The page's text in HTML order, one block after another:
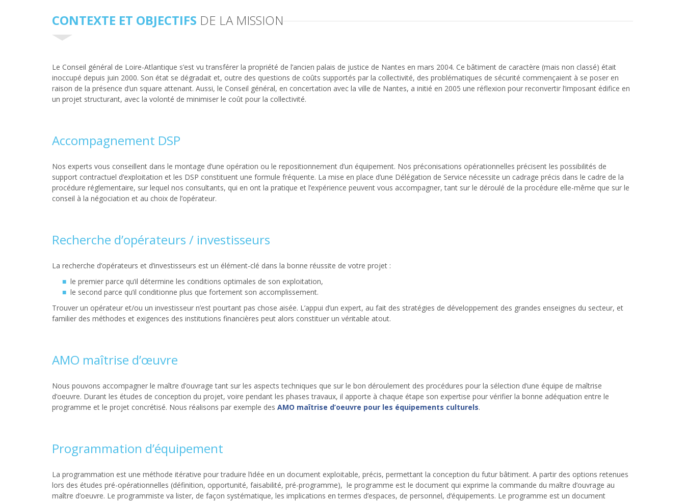
CONTEXTE ET OBJECTIFS DE LA MISSION
Le Conseil général de Loire-Atlantique s’est vu transférer la propriété de l’ancien palais de justice de Nantes en mars 2004. Ce bâtiment de caractère (mais non classé) était
inoccupé depuis juin 2000. Son état se dégradait et, outre des questions de coûts supportés par la collectivité, des problématiques de sécurité commençaient à se poser en
raison de la présence d’un square attenant. Aussi, le Conseil général, en concertation avec la ville de Nantes, a initié en 2005 une réflexion pour reconvertir l’imposant édifice en
un projet structurant, avec la volonté de minimiser le coût pour la collectivité.
Accompagnement DSP
Nos experts vous conseillent dans le montage d’une opération ou le repositionnement d’un équipement. Nos préconisations opérationnelles précisent les possibilités de
support contractuel d’exploitation et les DSP constituent une formule fréquente. La mise en place d’une Délégation de Service nécessite un cadrage précis dans le cadre de la
procédure réglementaire, sur lequel nos consultants, qui en ont la pratique et l’expérience peuvent vous accompagner, tant sur le déroulé de la procédure elle-même que sur le
conseil à la négociation et au choix de l’opérateur.
Recherche d’opérateurs / investisseurs
La recherche d’opérateurs et d’investisseurs est un élément-clé dans la bonne réussite de votre projet :
le premier parce qu’il détermine les conditions optimales de son exploitation,
le second parce qu’il conditionne plus que fortement son accomplissement.
Trouver un opérateur et/ou un investisseur n’est pourtant pas chose aisée. L’appui d’un expert, au fait des stratégies de développement des grandes enseignes du secteur, et
familier des méthodes et exigences des institutions financières peut alors constituer un véritable atout.
AMO maîtrise d’œuvre
Nous pouvons accompagner le maître d’ouvrage tant sur les aspects techniques que sur le bon déroulement des procédures pour la sélection d’une équipe de maîtrise
d’oeuvre. Durant les études de conception du projet, voire pendant les phases travaux, il apporte à chaque étape son expertise pour vérifier la bonne adéquation entre le
programme et le projet concrétisé. Nous réalisons par exemple des AMO maîtrise d’oeuvre pour les équipements culturels.
Programmation d’équipement
La programmation est une méthode itérative pour traduire l’idée en un document exploitable, précis, permettant la conception du futur bâtiment. A partir des options retenues
lors des études pré-opérationnelles (définition, opportunité, faisabilité, pré-programme), le programme est le document qui exprime la commande du maître d’ouvrage au
maître d’oeuvre. Le programmiste va lister, de façon systématique, les implications en termes d’espaces, de personnel, d’équipements. Le programme est un document